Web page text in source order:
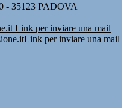
- 35123 PADOVA
Link per inviare una mail
Link per inviare una mail